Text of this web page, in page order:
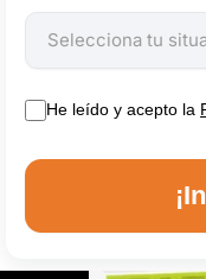
He leído y acepto la